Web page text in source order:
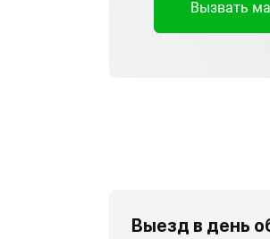
Вызвать
Выезд в день